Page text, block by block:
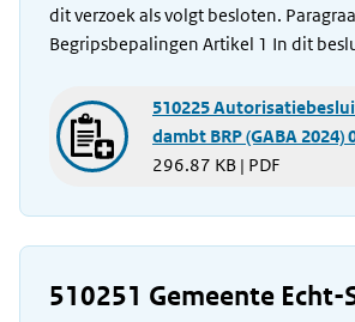
dit verzoek als volgt besloten.
Begripsbepalingen Artikel 1 In dit
510225
dambt BRP (GABA
296.87 KB | PDF
510251 Gemeente Echt-